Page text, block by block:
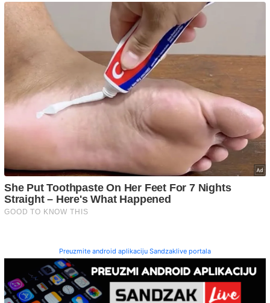
Preuzmite android aplikaciju Sandzaklive portala